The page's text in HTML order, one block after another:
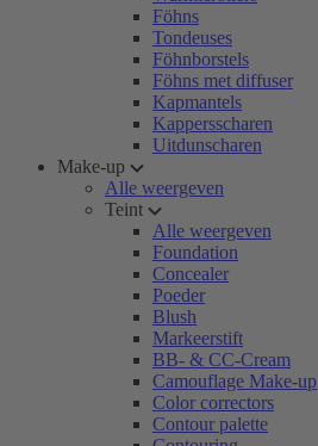
Föhns
Tondeuses
Föhnborstels
Föhns met diffuser
Kapmantels
Kappersscharen
Uitdunscharen
Make-up
Alle weergeven
Teint
Alle weergeven
Foundation
Concealer
Poeder
Blush
Markeerstift
BB- & CC-Cream
Camouflage Make-up
Color correctors
Contour palette